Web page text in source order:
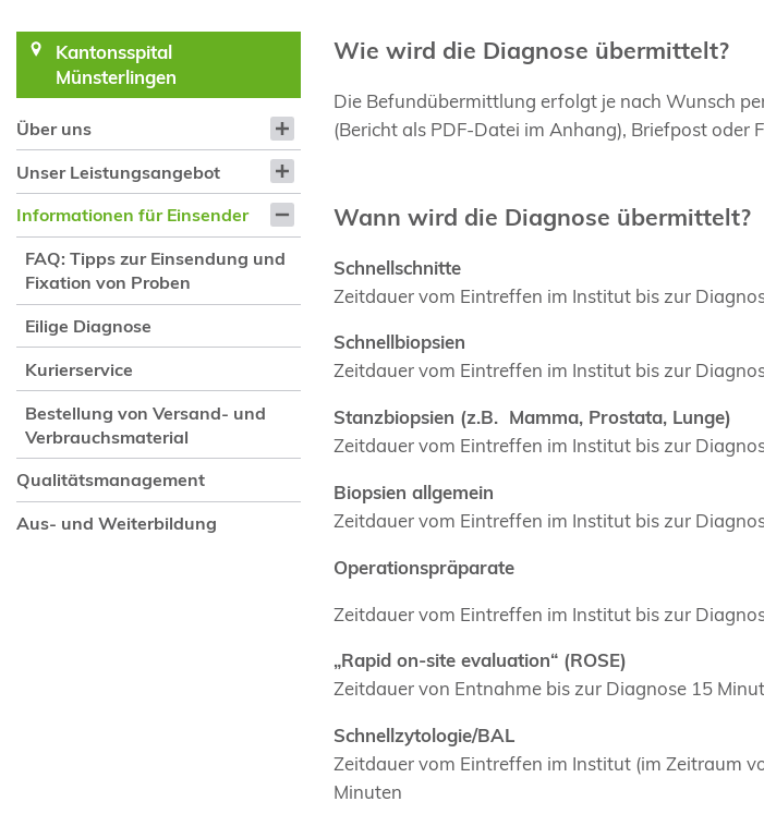
Kantonsspital
Münsterlingen
Über uns
Unser Leistungsangebot
Informationen für Einsender
FAQ: Tipps zur Einsendung und
Fixation von Proben
Eilige Diagnose
Kurierservice
Bestellung von Versand- und
Verbrauchsmaterial
Qualitätsmanagement
Aus- und Weiterbildung
Wie wird die Diagnose übermittelt?
Die Befundübermittlung erfolgt je nach Wunsch
(Bericht als PDF-Datei im Anhang), Briefpost oder
Wann wird die Diagnose übermittelt?
Schnellschnitte
Zeitdauer vom Eintreffen im Institut bis zur
Schnellbiopsien
Zeitdauer vom Eintreffen im Institut bis zur
Stanzbiopsien (z.B. Mamma, Prostata, Lunge)
Zeitdauer vom Eintreffen im Institut bis zur
Biopsien allgemein
Zeitdauer vom Eintreffen im Institut bis zur
Operationspräparate
Zeitdauer vom Eintreffen im Institut bis zur
„Rapid on-site evaluation“ (ROSE)
Zeitdauer von Entnahme bis zur Diagnose 15
Schnellzytologie/BAL
Zeitdauer vom Eintreffen im Institut (im Zeitraum
Minuten